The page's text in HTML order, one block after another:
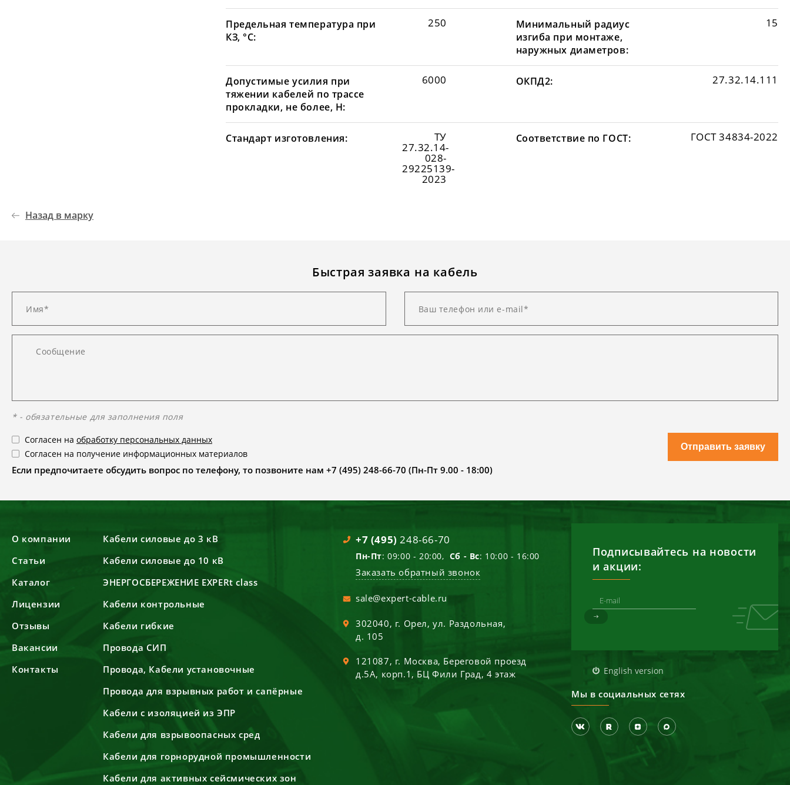
Предельная температура при
КЗ, °С:
250
Минимальный радиус
изгиба при монтаже,
наружных диаметров:
15
Допустимые усилия при
тяжении кабелей по трассе
прокладки, не более, Н:
6000 ОКПД2: 27.32.14.111
Стандарт изготовления: ТУ
27.32.14-
028-
29225139-
2023
Соответствие по ГОСТ: ГОСТ 34834-2022
Назад в марку
Быстрая заявка на кабель
* - обязательные для заполнения поля
Согласен на обработку персональных данных
Согласен на получение информационных материалов
Если предпочитаете обсудить вопрос по телефону, то позвоните нам +7 (495) 248-66-70 (Пн-Пт 9.00 - 18:00)
Отправить заявку
О компании
Статьи
Каталог
Лицензии
Отзывы
Вакансии
Контакты
Кабели силовые до 3 кВ
Кабели силовые до 10 кВ
ЭНЕРГОСБЕРЕЖЕНИЕ EXPERt class
Кабели контрольные
Кабели гибкие
Провода СИП
Провода, Кабели установочные
Провода для взрывных работ и сапёрные
Кабели с изоляцией из ЭПР
Кабели для взрывоопасных сред
Кабели для горнорудной промышленности
Кабели для активных сейсмических зон
+7 (495) 248-66-70
Пн-Пт: 09:00 - 20:00, Сб - Вс: 10:00 - 16:00
Заказать обратный звонок
sale@expert-cable.ru
302040, г. Орел,ул. Раздольная,
д. 105
121087, г. Москва, Береговой проезд
д.5А, корп.1, БЦ Фили Град, 4 этаж
Подписывайтесь на новости
и акции:
English version
Мы в социальных сетях